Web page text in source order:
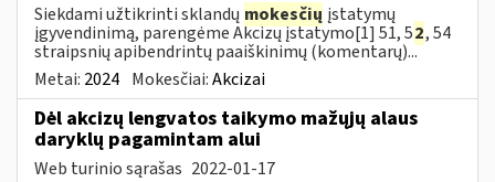
Siekdami užtikrinti sklandų mokesčių įstatymų
įgyvendinimą, parengėme Akcizų įstatymo[1] 51, 52, 54
straipsnių apibendrintų paaiškinimų (komentarų)...
Metai: 2024 Mokesčiai:Akcizai
Dėl akcizų lengvatos taikymo mažųjų alaus
daryklų pagamintam alui
Web turinio sąrašas 2022-01-17